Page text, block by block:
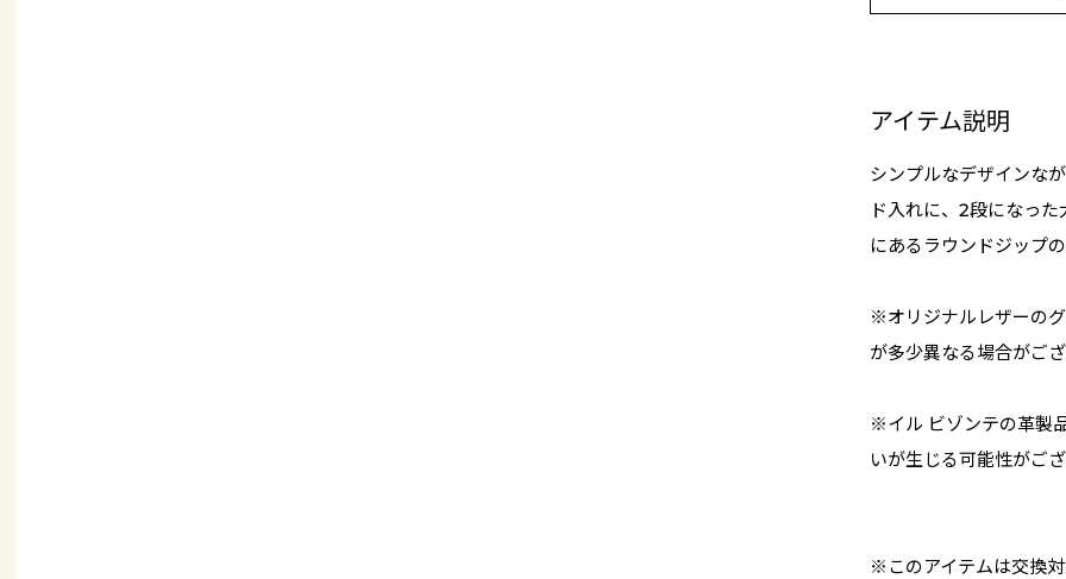
アイテム説明
シンプルなデザインな
ド入れに、2段になっ
にあるラウンドジップ
※オリジナルレザーの
が多少異なる場合がご
※イル ビゾンテの革製
いが生じる可能性がご
※このアイテムは交換